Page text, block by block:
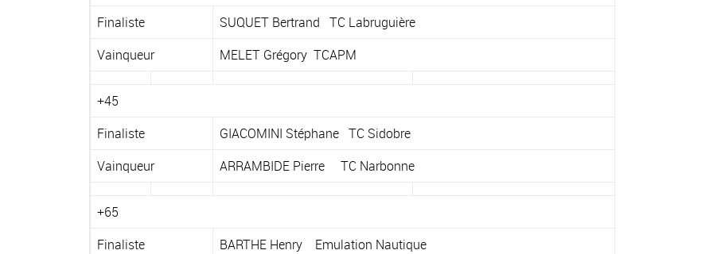
Finaliste
SUQUET Bertrand TC Labruguière
Vainqueur
MELET Grégory TCAPM
+45
Finaliste
GIACOMINI Stéphane TC Sidobre
Vainqueur
ARRAMBIDE Pierre TC Narbonne
+65
Finaliste
BARTHE Henry Emulation Nautique